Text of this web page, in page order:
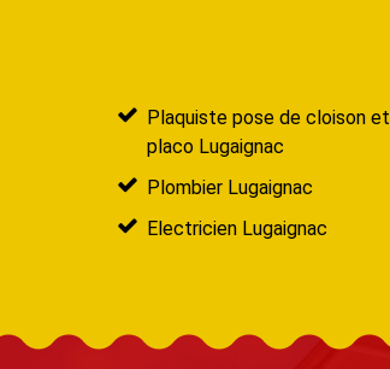
Plaquiste pose de cloison et
placo Lugaignac
Plombier Lugaignac
Electricien Lugaignac